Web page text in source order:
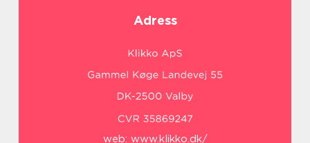
Adress
web: www.klikko.dk/